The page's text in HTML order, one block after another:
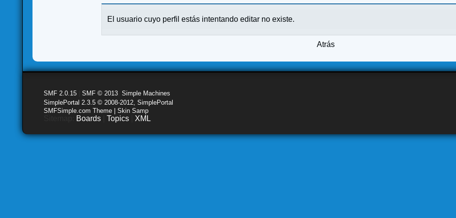
El usuario cuyo perfil estás intentando editar no existe.
Atrás
SMF 2.0.15 |SMF © 2013 ,Simple Machines
SimplePortal 2.3.5 © 2008-2012, SimplePortal
SMFSimple.com Theme | Skin Samp
Boards |Topics XML